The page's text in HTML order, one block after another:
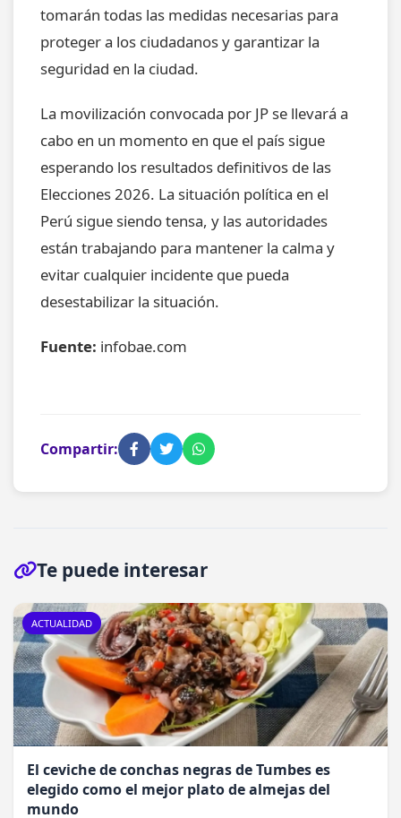
tomarán todas las medidas necesarias para
proteger a los ciudadanos y garantizar la
seguridad en la ciudad.
La movilización convocada por JP se llevará a
cabo en un momento en que el país sigue
esperando los resultados definitivos de las
Elecciones 2026. La situación política en el
Perú sigue siendo tensa, y las autoridades
están trabajando para mantener la calma y
evitar cualquier incidente que pueda
desestabilizar la situación.
Fuente: infobae.com
Compartir:
Te puede interesar
ACTUALIDAD
El ceviche de conchas negras de Tumbes es
elegido como el mejor plato de almejas del
mundo